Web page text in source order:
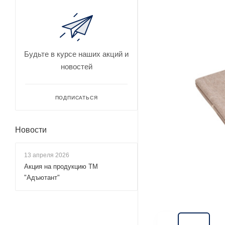
Будьте в курсе наших акций и
новостей
ПОДПИСАТЬСЯ
Новости
13 апреля 2026
Акция на продукцию ТМ
"Адъютант"